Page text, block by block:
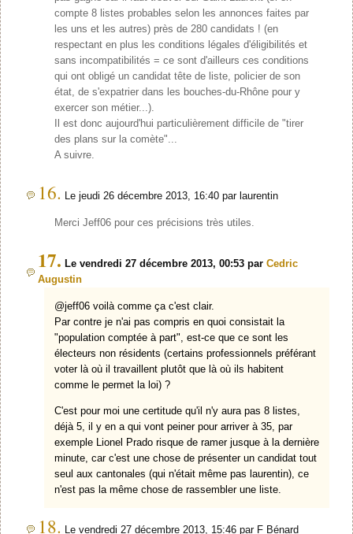
compte 8 listes probables selon les annonces faites par
les uns et les autres) près de 280 candidats ! (en
respectant en plus les conditions légales d'éligibilités et
sans incompatibilités = ce sont d'ailleurs ces conditions
qui ont obligé un candidat tête de liste, policier de son
état, de s'expatrier dans les bouches-du-Rhône pour y
exercer son métier...).
Il est donc aujourd'hui particulièrement difficile de "tirer
des plans sur la comète"...
A suivre.
16. Le jeudi 26 décembre 2013, 16:40 par laurentin
Merci Jeff06 pour ces précisions très utiles.
17. Le vendredi 27 décembre 2013, 00:53 par Cedric
Augustin
@jeff06 voilà comme ça c'est clair.
Par contre je n'ai pas compris en quoi consistait la
"population comptée à part", est-ce que ce sont les
électeurs non résidents (certains professionnels préférant
voter là où il travaillent plutôt que là où ils habitent
comme le permet la loi) ?
C'est pour moi une certitude qu'il n'y aura pas 8 listes,
déjà 5, il y en a qui vont peiner pour arriver à 35, par
exemple Lionel Prado risque de ramer jusque à la dernière
minute, car c'est une chose de présenter un candidat tout
seul aux cantonales (qui n'était même pas laurentin), ce
n'est pas la même chose de rassembler une liste.
18. Le vendredi 27 décembre 2013, 15:46 par F Bénard